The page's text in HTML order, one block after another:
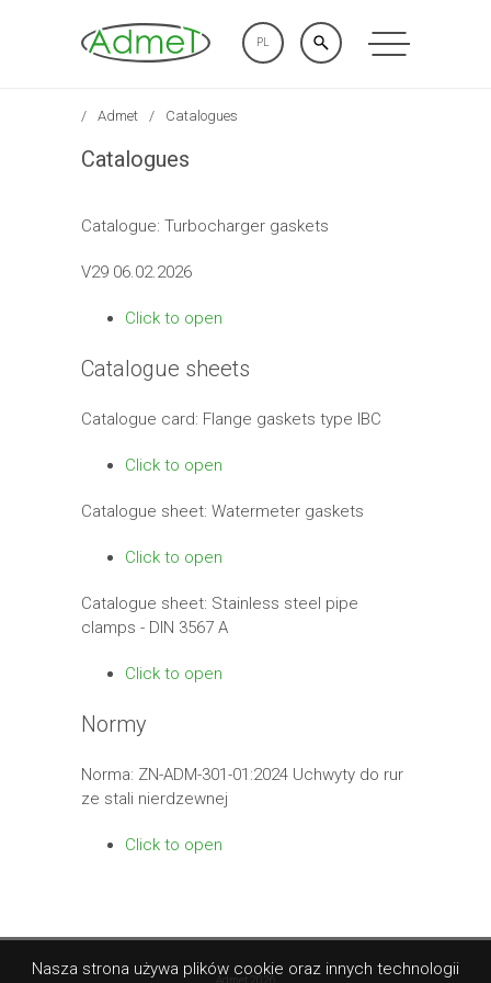
PL
Admet Catalogues
Catalogues
Catalogue: Turbocharger gaskets
V29 06.02.2026
Click to open
Catalogue sheets
Catalogue card: Flange gaskets type IBC
Click to open
Catalogue sheet: Watermeter gaskets
Click to open
Catalogue sheet: Stainless steel pipe
clamps - DIN 3567 A
Click to open
Normy
Norma: ZN-ADM-301-01:2024 Uchwyty do rur
ze stali nierdzewnej
Click to open
Admet 2026
Nasza strona używa plików cookie oraz innych technologii